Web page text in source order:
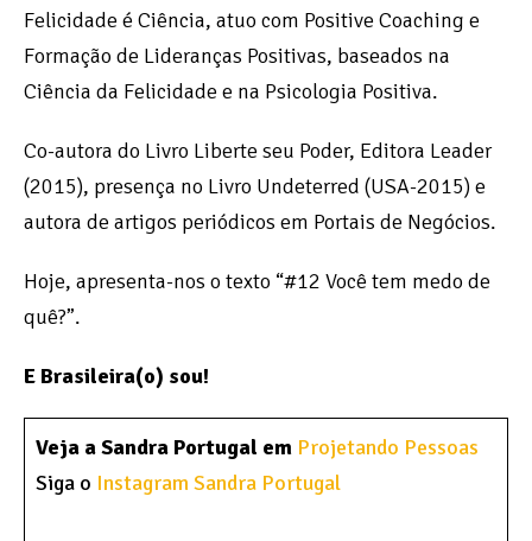
Felicidade é Ciência, atuo com Positive Coaching e
Formação de Lideranças Positivas, baseados na
Ciência da Felicidade e na Psicologia Positiva.
Co-autora do Livro Liberte seu Poder, Editora Leader
(2015), presença no Livro Undeterred (USA-2015) e
autora de artigos periódicos em Portais de Negócios.
Hoje, apresenta-nos o texto “#12 Você tem medo de
quê?”.
E Brasileira(o) sou!
Veja a Sandra Portugal em Projetando Pessoas
Siga o Instagram Sandra Portugal